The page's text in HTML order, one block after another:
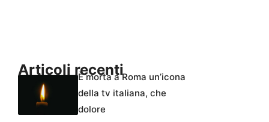
Articoli recentiÈ morta a Roma un’icona
della tv italiana, che
dolore